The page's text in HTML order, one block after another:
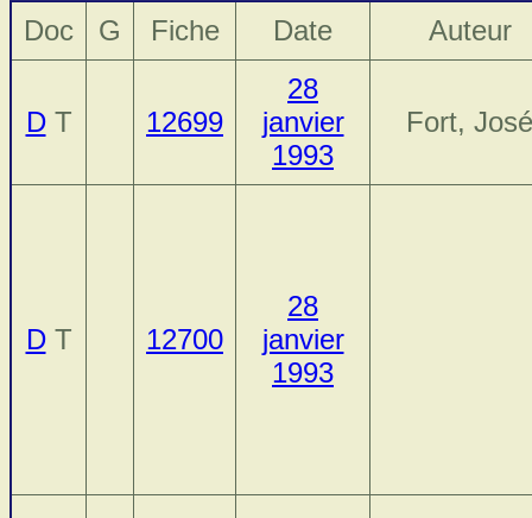
Doc G Fiche Date Auteur
DT 12699
28
janvier
1993
Fort, José
DT 12700
28
janvier
1993